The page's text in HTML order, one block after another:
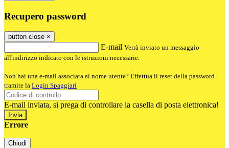
Recupero password
button close ×
E-mail Verrà inviato un messaggio
all'indirizzo indicato con le istruzioni necessarie.
Non hai una e-mail associata al nome utente? Effettua il reset della password
tramite la Login Spaggiari
E-mail inviata, si prega di controllare la casella di posta elettronica!
Errore
Chiudi